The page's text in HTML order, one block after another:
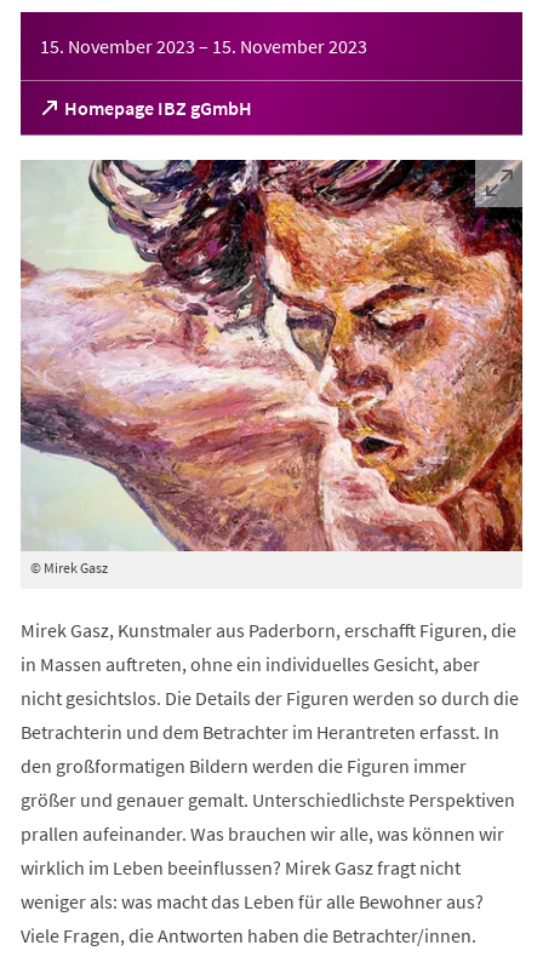
15. November 2023 – 15. November 2023
Homepage IBZ gGmbH
(Öffnet
in
einem
neuen
© Mirek Gasz
Mirek Gasz, Kunstmaler aus Paderborn, erschafft Figuren, die
in Massen auftreten, ohne ein individuelles Gesicht, aber
nicht gesichtslos. Die Details der Figuren werden so durch die
Betrachterin und dem Betrachter im Herantreten erfasst. In
den großformatigen Bildern werden die Figuren immer
größer und genauer gemalt. Unterschiedlichste Perspektiven
prallen aufeinander. Was brauchen wir alle, was können wir
wirklich im Leben beeinflussen? Mirek Gasz fragt nicht
weniger als: was macht das Leben für alle Bewohner aus?
Viele Fragen, die Antworten haben die Betrachter/innen.